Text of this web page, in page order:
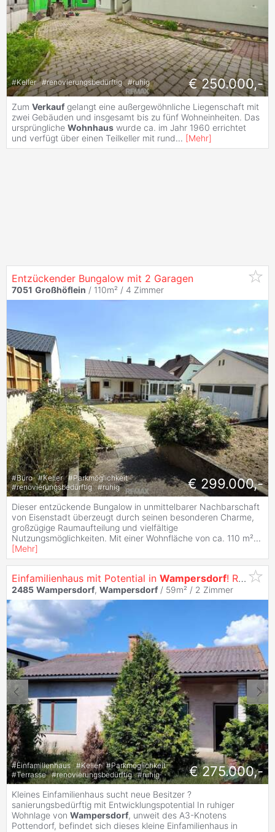
#Keller #renovierungsbedürftig #ruhig € 250.000,-
Zum Verkauf gelangt eine außergewöhnliche Liegenschaft mit
zwei Gebäuden und insgesamt bis zu fünf Wohneinheiten. Das
ursprüngliche Wohnhaus wurde ca. im Jahr 1960 errichtet
und verfügt über einen Teilkeller mit rund... [Mehr]
Entzückender Bungalow mit 2 Garagen
7051 Großhöflein / 110m² / 4 Zimmer
#Büro #Keller #Parkmöglichkeit
#renovierungsbedürftig #ruhig € 299.000,-
Dieser entzückende Bungalow in unmittelbarer Nachbarschaft
von Eisenstadt überzeugt durch seinen besonderen Charme,
großzügige Raumaufteilung und vielfältige
Nutzungsmöglichkeiten. Mit einer Wohnfläche von ca. 110 m²...
[Mehr]
Einfamilienhaus mit Potential in Wampersdorf! Ruhige Siedlungslage - nahe Kindergarten!
2485 Wampersdorf, Wampersdorf / 59m² / 2 Zimmer
#Einfamilienhaus #Keller #Parkmöglichkeit
#Terrasse #renovierungsbedürftig #ruhig € 275.000,-
Kleines Einfamilienhaus sucht neue Besitzer ?
sanierungsbedürftig mit Entwicklungspotential In ruhiger
Wohnlage von Wampersdorf, unweit des A3-Knotens
Pottendorf, befindet sich dieses kleine Einfamilienhaus in